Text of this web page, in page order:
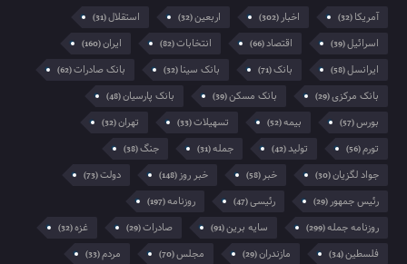
آمریکا(32) اخبار(302) اربعین(32) استقلال(31)
اسرائیل(39) اقتصاد(66) انتخابات(82) ایران(160)
ایرانسل(58) بانک(71) بانک سینا(32) بانک صادرات(62)
بانک مرکزی(29) بانک مسکن(39) بانک پارسیان(48)
بورس(57) بیمه(52) تسهیلات(33) تهران(32)
تورم(56) تولید(42) جمله(31) جنگ(38)
جواد لگزیان(30) خبر(58) خبر روز(148) دولت(73)
رئیس جمهور(29) رئیسی(47) روزنامه(197)
روزنامه جمله(299) سایه برین(91) صادرات(29) غزه(32)
فلسطین(34) مازندران(29) مجلس(70) مردم(33)